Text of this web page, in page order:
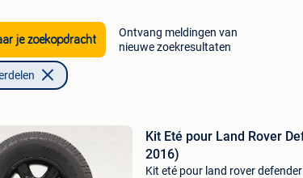
je zoekopdracht
Ontvang meldingen van
nieuwe zoekresultaten
Kit Eté pour Land Rover
2016)
Kit eté pour land rover